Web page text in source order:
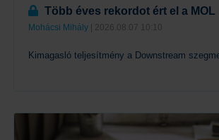
Több éves rekordot ért el a MOL
Mohácsi Mihály | 2026.08.07 10:10
Kimagasló teljesítmény a Downstream